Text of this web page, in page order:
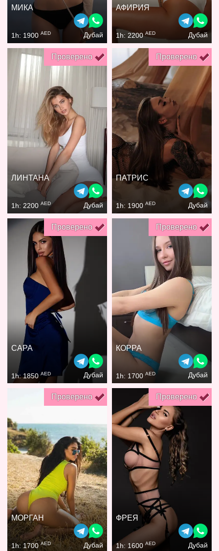
МИКА
1h: 1900 AED Дубай
АФИРИЯ
1h: 2200AED Дубай
Проверено
ЛИНТАНА
1h: 2200 AED Дубай
Проверено
ПАТРИС
1h: 1900 AED Дубай
Проверено
САРА
1h: 1850 AED Дубай
Проверено
КОРРА
1h: 1700 AED Дубай
Проверено
МОРГАН
1h: 1700AED Дубай
Проверено
ФРЕЯ
1h: 1600 AED Дубай